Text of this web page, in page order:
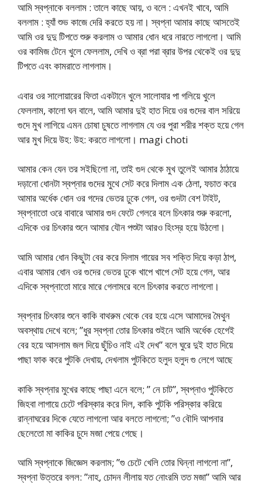
আমি স্বপ্নাকে বললাম : তালে কাছে আয়, ও বলে : এখনই খাবে, আমি
বললাম : হ্যাঁ শুভ কাজে দেরি করতে হয় না। স্বপ্না আমার কাছে আসতেই
আমি ওর দুদু টিপতে শুরু করলাম ও আমার ধোন ধরে নারতে লাগলো। আমি
ওর কামিজ টেনে খুলে ফেললাম, দেখি ও ব্রা পরা ব্রার উপর থেকেই ওর দুদু
টিপতে এবং কামরাতে লাগলাম।
এবার ওর সালোয়ারের ফিতা একটানে খুলে সালোযার পা গলিয়ে খুলে
ফেললাম, কালো ঘন বালে, আমি আমার দুই হাত দিয়ে ওর গুদের বাল সরিয়ে
গুদে মুখ লাগিয়ে এমন চোষা চুষতে লাগলাম যে ওর পুরা শরীর শক্ত হয়ে গেল
আর মুখ দিয়ে উহ: উহ: করতে লাগলো। magi choti
আমার কেন যেন তর সইছিলো না, তাই গুদ থেকে মুখ তুলেই আমার ঠাঠায়ে
দড়ানো ধোনটা স্বপ্নার গুদের মুথে সেট করে দিলাম এক ঠেলা, ফচাত করে
আমার অর্ধেক ধোন ওর গদের ভেতর ঢুকে গেল, ওর গুদটা বেশ টাইট,
স্বপ্নাতো ওরে বাবারে আমার গুদ ফেটে গেলরে বলে চিৎকার শুরু করলো,
এদিকে ওর চিৎকার শুনে আমার যৌন পশুটা আরও হিংস্র হয়ে উঠলো।
আমি আমার ধোন কিছুটা বের করে দিলাম গায়ের সব শক্তি দিয়ে কড়া ঠাপ,
এবার আমার ধোন ওর গুদের ভেতর ঢুকে খাপে খাপে সেট হয়ে গেল, আর
এদিকে স্বপ্নাতো মারে মারে গেলামরে বলে চিৎকার করতে লাগলো।
স্বপ্নার চিৎকার শুনে কাকি বাথরুম থেকে বের হয়ে এসে আমাদের মৈথুন
অবস্থায় দেখে বলে; ”ধুর স্বপ্না তোর চিৎকার শুইনে আমি অর্ধেক হেগেই
বের হয়ে আসলাম জল দিয়ে ছুঁচিও নাই এই দেখ” বলে ঘুরে দুই হাত দিয়ে
পাছা ফাক করে পুটকি দেখায়, দেখলাম পুটকিতে হলুদ হলুদ গু লেগে আছে
কাকি স্বপ্নার মুখের কাছে পাছা এনে বলে; ” নে চাট”, স্বপ্নাও পুটকিতে
জিহবা লাগায়ে চেটে পরিস্কার করে দিল, কাকি পুটকি পরিস্কার করিয়ে
রান্নাঘরের দিকে যেতে লাগলো আর বলতে লাগলো; ”ও বৌদি আপনার
ছেলেতো মা কাকির চুদে মজা পেয়ে গেছে।
আমি স্বপ্নাকে জিজ্ঞেস করলাম; ”গু চেটে খেলি তোর ঘিন্না লাগলো না”,
স্বপ্না উত্তরে বলল: ”নাহ, চোদন লীলায় যত নোংরমি তত মজা” আমি আর